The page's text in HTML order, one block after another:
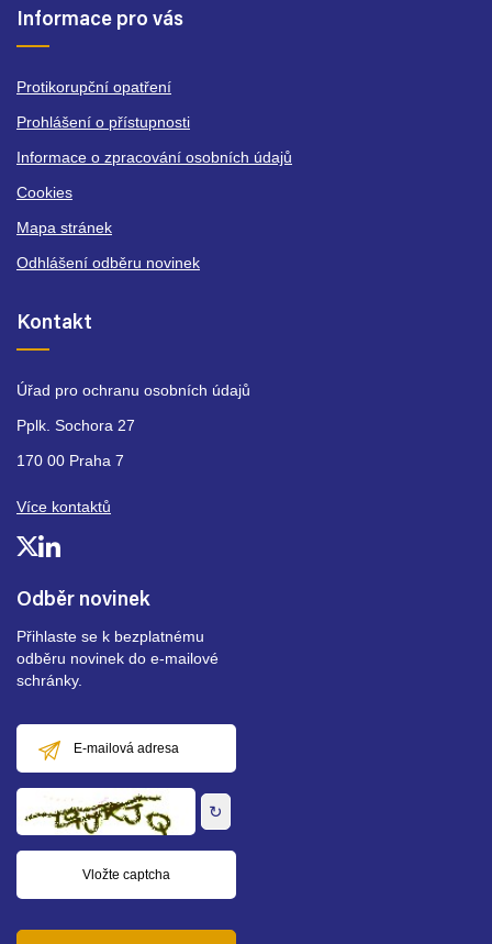
Odběr novinek
Přihlaste se k bezplatnému
odběru novinek do e-mailové
schránky.
mailová
adresa
↻
Informace pro vás
Protikorupční opatření
Prohlášení o přístupnosti
Informace o zpracování osobních údajů
Cookies
Mapa stránek
Odhlášení odběru novinek
Kontakt
Úřad pro ochranu osobních údajů
Pplk. Sochora 27
170 00 Praha 7
Více kontaktů